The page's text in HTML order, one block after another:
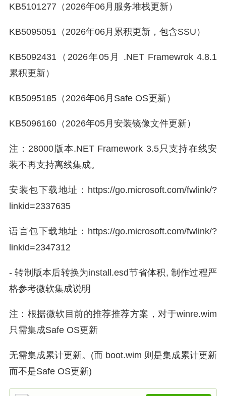
KB5101277（2026年06月服务堆栈更新）
KB5095051（2026年06月累积更新，包含SSU）
KB5092431（2026年05月 .NET Framewrok 4.8.1
累积更新）
KB5095185（2026年06月Safe OS更新）
KB5096160（2026年05月安装镜像文件更新）
注：28000版本.NET Framework 3.5只支持在线安
装不再支持离线集成。
安装包下载地址：https://go.microsoft.com/fwlink/?
linkid=2337635
语言包下载地址：https://go.microsoft.com/fwlink/?
linkid=2347312
- 转制版本后转换为install.esd节省体积, 制作过程严
格参考微软集成说明
注：根据微软目前的推荐推荐方案，对于winre.wim
只需集成Safe OS更新
无需集成累计更新。(而 boot.wim 则是集成累计更新
而不是Safe OS更新)